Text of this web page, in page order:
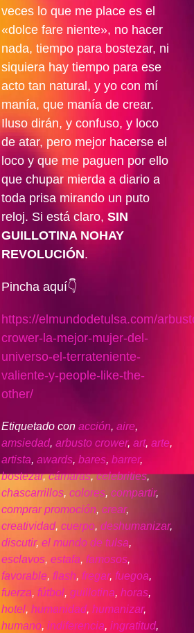
veces lo que me place es el
«dolce fare niente», no hacer
nada, tiempo para bostezar, ni
siquiera hay tiempo para ese
acto tan natural, y yo con mí
manía, que manía de crear.
Iluso dirán, y confuso, y loco
de atar, pero mejor hacerse el
loco y que me paguen por ello
que chupar mierda a diario a
toda prisa mirando un puto
reloj. Si está claro, SIN
GUILLOTINA NOHAY
REVOLUCIÓN.
Pincha aquí👇
https://elmundodetulsa.com/
crower-la-mejor-mujer-del-
universo-el-terrateniente-
valiente-y-people-like-the-
other/
Etiquetado con acción, aire,
amsiedad, arbusto crower, art, arte,
artista, awards, bares, barrer,
bostezar,cámaras,celebrities,
chascarrillos, colores, compartir,
comprar promoción, crear,
creatividad, cuerpo, deshumanizar,
discutir, el mundo de tulsa,
esclavos, estafa, famosos,
favorable, flash, fregar, fuegoa,
fuerza, fútbol, guillotina, horas,
hotel, humanidad, humanizar,
humano, indiferencia, ingratitud,